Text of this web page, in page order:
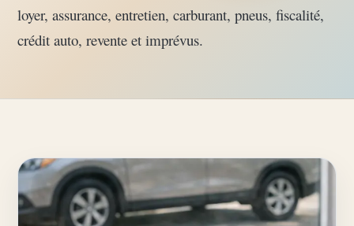
loyer, assurance, entretien, carburant, pneus, fiscalité,
crédit auto, revente et imprévus.